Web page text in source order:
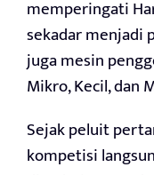
memperingati
sekadar menjadi
juga mesin
Mikro, Kecil, dan
Sejak peluit
kompetisi